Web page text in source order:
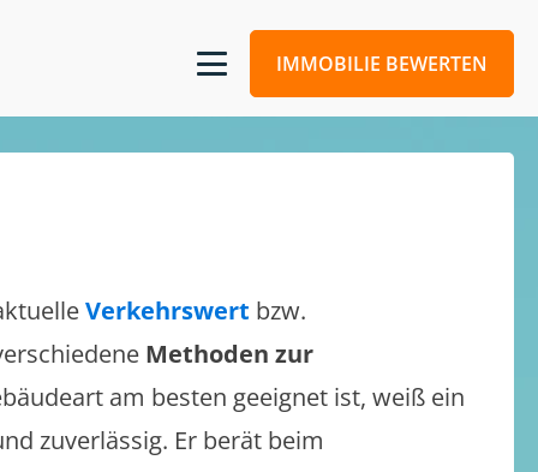
IMMOBILIE BEWERTEN
Verkehrswert bzw.
Methoden zur
am besten geeignet ist, weiß ein
zuverlässig. Er berät beim